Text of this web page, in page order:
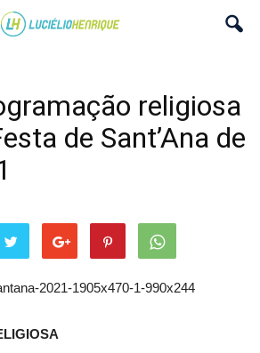
religiosa
de Sant’Ana de